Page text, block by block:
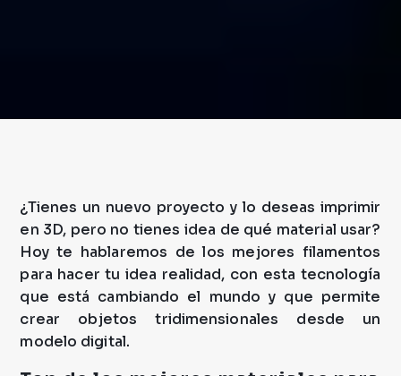
¿Tienes un nuevo proyecto y lo deseas imprimir
en 3D, pero no tienes idea de qué material usar?
Hoy te hablaremos de los mejores filamentos
para hacer tu idea realidad, con esta tecnología
que está cambiando el mundo y que permite
crear objetos tridimensionales desde un
modelo digital.